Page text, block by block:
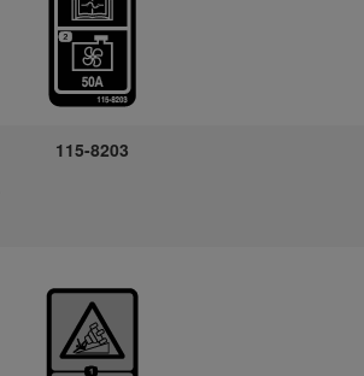
115-8203